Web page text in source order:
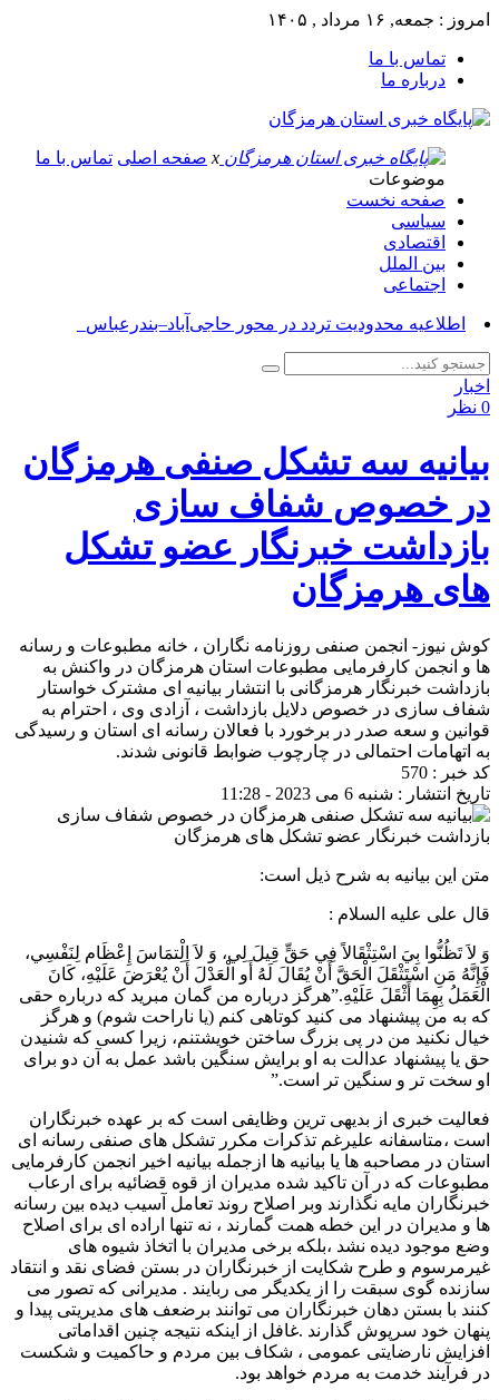
امروز : جمعه, ۱۶ مرداد , ۱۴۰۵
تماس با ما
درباره ما
x صفحه اصلی تماس با ما
موضوعات
صفحه نخست
سیاسی
اقتصادی
بین الملل
اجتماعی
آسوشیت_
اخبار
0 نظر
بیانیه سه تشکل صنفی هرمزگان
در خصوص شفاف سازی
بازداشت خبرنگار عضو تشکل
های هرمزگان
کوش نیوز- انجمن صنفی روزنامه نگاران ، خانه مطبوعات و رسانه
ها و انجمن کارفرمایی مطبوعات استان هرمزگان در واکنش به
بازداشت خبرنگار هرمزگانی با انتشار بیانیه ای مشترک خواستار
شفاف سازی در خصوص دلایل بازداشت ، آزادی وی ، احترام به
قوانین و سعه صدر در برخورد با فعالان رسانه ای استان و رسیدگی
به اتهامات احتمالی در چارچوب ضوابط قانونی شدند.
کد خبر : 570
تاریخ انتشار : شنبه 6 می 2023 - 11:28
متن این بیانیه به شرح ذیل است:
قال علی علیه السلام :
وَ لاَ تَظُنُّوا بِيَ اسْتِثْقَالاً فِي حَقٍّ قِيلَ لِي، وَ لاَ الِْتمَاسَ إِعْظَام لِنَفْسِي،
فَإِنَّهُ مَنِ اسْتَثْقَلَ الْحَقَّ أَنْ يُقَالَ لَهُ أَو الْعَدْلَ أَنْ يُعْرَضَ عَلَيْهِ، کَانَ
الْعَمَلُ بِهِمَا أَثْقَلَ عَلَيْهِ.”هرگز درباره من گمان مبريد که درباره حقى
که به من پيشنهاد مى کنيد کوتاهى کنم (يا ناراحت شوم) و هرگز
خيال نکنيد من در پى بزرگ ساختن خويشتنم، زيرا کسى که شنيدن
حق يا پيشنهاد عدالت به او برايش سنگين باشد عمل به آن دو براى
او سخت تر و سنگين تر است.”
فعالیت خبری از بدیهی ترین وظایفی است که بر عهده خبرنگاران
است ،متاسفانه علیرغم تذکرات مکرر تشکل های صنفی رسانه ای
استان در مصاحبه ها یا بیانیه ها ازجمله بیانیه اخیر انجمن کارفرمایی
مطبوعات که در آن تاکید شده مدیران از قوه قضائیه برای ارعاب
خبرنگاران مایه نگذارند وبر اصلاح روند تعامل آسیب دیده بین رسانه
ها و مدیران در این خطه همت گمارند ، نه تنها اراده ای برای اصلاح
وضع موجود دیده نشد ،بلکه برخی مدیران با اتخاذ شیوه های
غیرمرسوم و طرح شکایت از خبرنگاران در بستن فضای نقد و انتقاد
سازنده گوی سبقت را از یکدیگر می ربایند . مدیرانی که تصور می
کنند با بستن دهان خبرنگاران می توانند برضعف های مدیریتی پیدا و
پنهان خود سرپوش گذارند .غافل از اینکه نتیجه چنین اقداماتی
افزایش نارضایتی عمومی ، شکاف بین مردم و حاکمیت و شکست
در فرآیند خدمت به مردم خواهد بود.